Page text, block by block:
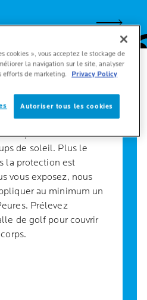
Next
LE SPF D'UNE
protection solaire ?. Il
votre crème solaire à
rayons ?VB
de soleil. Plus le
la protection est
vous exposez, nous
au minimum un
Prélevez
de golf pour couvrir
cookies », vous acceptez le stockage de
la navigation sur le site, analyser
efforts de marketing.
Privacy Policy
Autoriser tous les cookies